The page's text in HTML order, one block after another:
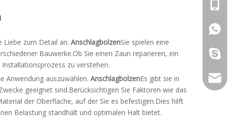
zum Detail an. AnschlagbolzenSie spielen eine
Bauwerke.Ob Sie einen Zaun reparieren, ein
zu verstehen.
Anwendung auszuwählen. AnschlagbolzenEs gibt sie in
geeignet sind.Berücksichtigen Sie Faktoren wie das
der Oberfläche, auf der Sie es befestigen.Dies hilft
Belastung standhält und optimalen Halt bietet.
+86-